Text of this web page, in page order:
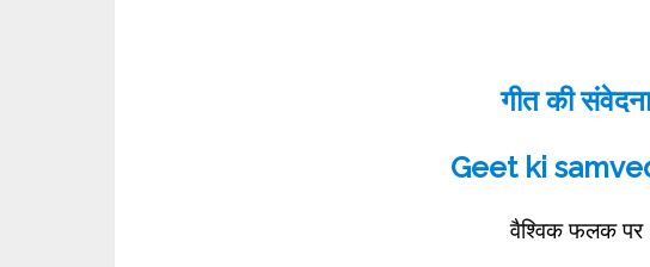
गीत की संवेदना
Geet ki
वैश्विक फलक पर